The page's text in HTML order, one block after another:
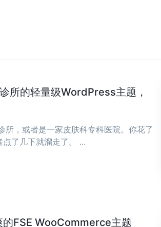
所的轻量级WordPress主题，
，或者是一家皮肤科专科医院。你花了
了几下就溜走了。 ...
FSE WooCommerce主题